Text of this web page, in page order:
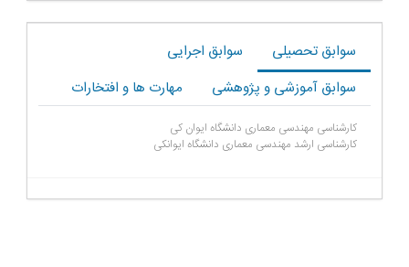
سوابق تحصیلی
سوابق اجرایی
سوابق آموزشی و پژوهشی
مهارت ها و افتخارات
کارشناسی مهندسی معماری دانشگاه ایوان کی
کارشناسی ارشد مهندسی معماری دانشگاه ایوانکی